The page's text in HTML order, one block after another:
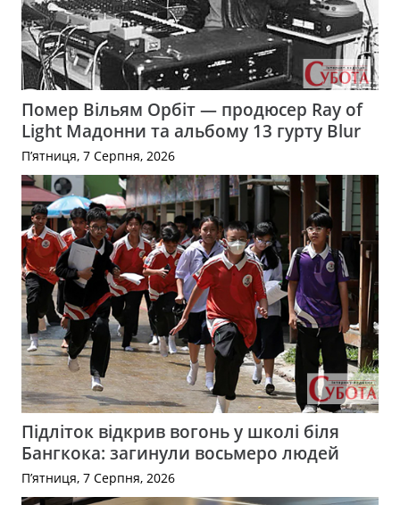
Помер Вільям Орбіт — продюсер Ray of
Light Мадонни та альбому 13 гурту Blur
П’ятниця, 7 Серпня, 2026
Підліток відкрив вогонь у школі біля
Бангкока: загинули восьмеро людей
П’ятниця, 7 Серпня, 2026